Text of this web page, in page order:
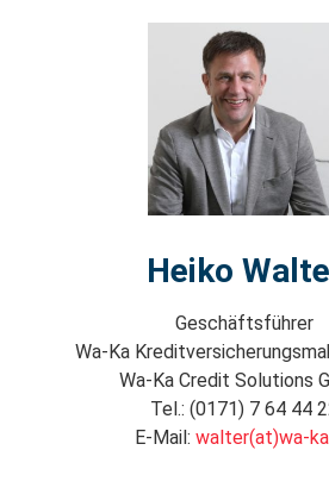
Heiko
Geschäftsführer
Wa-Ka
Wa-Ka Credit Solutions
Tel.: (0171) 7 64 44
E-Mail: walter(at)wa-